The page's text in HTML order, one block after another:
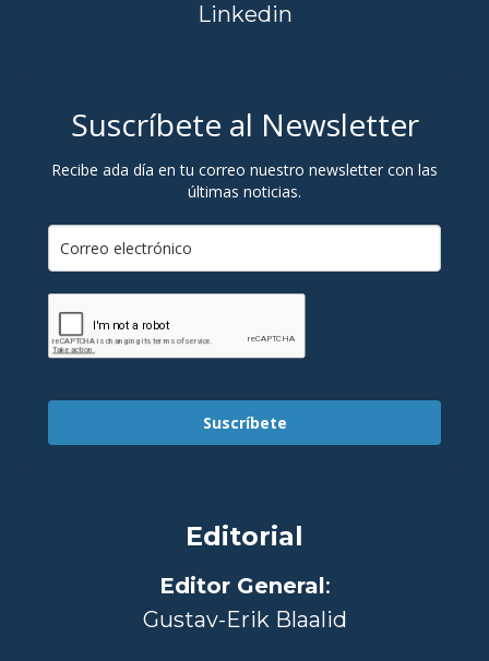
Linkedin
Suscríbete al Newsletter
Recibe ada día en tu correo nuestro newsletter con las
últimas noticias.
Suscríbete
Editorial
Editor General:
Gustav-Erik Blaalid